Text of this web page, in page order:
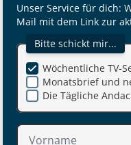
Unser Service für dich:
Mail mit dem Link zur
Bitte schickt mir...
Monatsbrief und
Die Tägliche
Wöchentliche TV-